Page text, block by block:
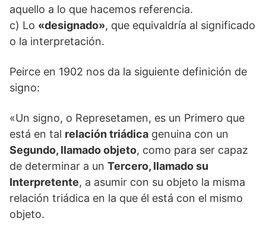
aquello a lo que hacemos referencia.
c) Lo «designado», que equivaldría al significado
o la interpretación.
Peirce en 1902 nos da la siguiente definición de
signo:
«Un signo, o Represetamen, es un Primero que
está en tal relación triádica genuina con un
Segundo, llamado objeto, como para ser capaz
de determinar a un Tercero, llamado su
Interpretente, a asumir con su objeto la misma
relación triádica en la que él está con el mismo
objeto.